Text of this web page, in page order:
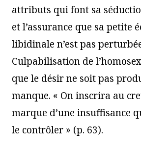
attributs qui font sa
et l’assurance que sa petite
libidinale n’est pas
Culpabilisation de
que le désir ne soit pas
manque. « On inscrira au
marque d’une insuffisance
le contrôler » (p. 63).